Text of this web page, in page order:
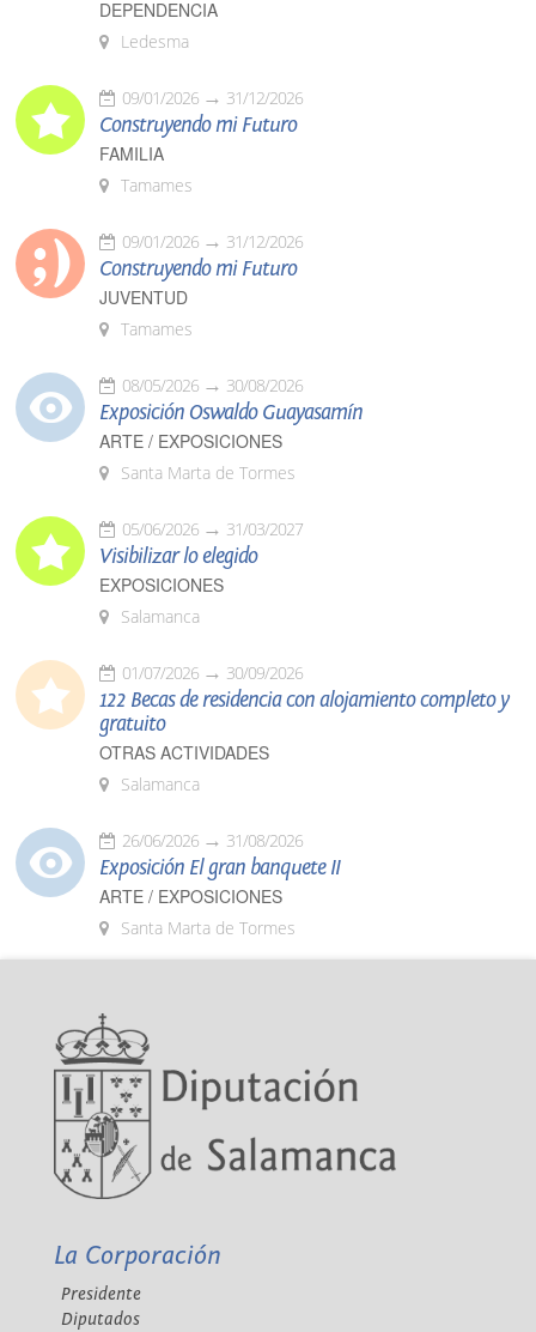
DEPENDENCIA
Ledesma
09/01/2026 31/12/2026
Construyendo mi Futuro
FAMILIA
Tamames
09/01/2026 31/12/2026
Construyendo mi Futuro
JUVENTUD
Tamames
08/05/2026 30/08/2026
Exposición Oswaldo Guayasamín
ARTE / EXPOSICIONES
Santa Marta de Tormes
05/06/2026 31/03/2027
Visibilizar lo elegido
EXPOSICIONES
Salamanca
01/07/2026 30/09/2026
122 Becas de residencia con alojamiento completo y
gratuito
OTRAS ACTIVIDADES
Salamanca
26/06/2026 31/08/2026
Exposición El gran banquete II
ARTE / EXPOSICIONES
Santa Marta de Tormes
La Corporación
Presidente
Diputados